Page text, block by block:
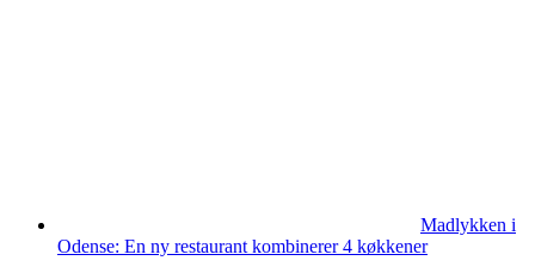
Madlykken i
Odense: En ny restaurant kombinerer 4 køkkener